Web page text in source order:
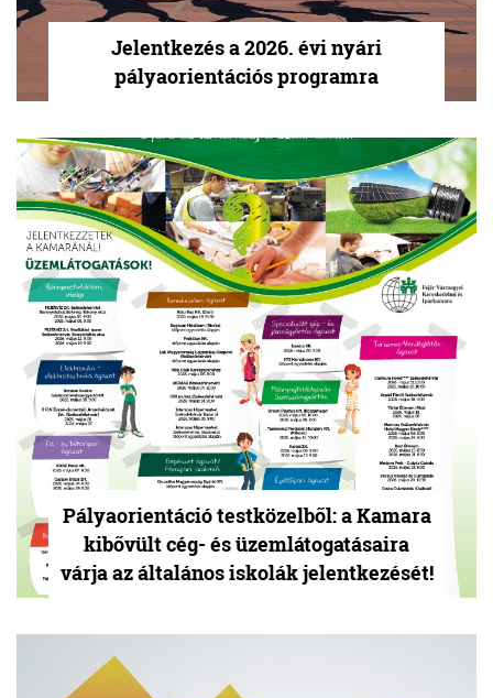
Jelentkezés a 2026. évi nyári
pályaorientációs programra
Pályaorientáció testközelből: a Kamara
kibővült cég- és üzemlátogatásaira
várja az általános iskolák jelentkezését!